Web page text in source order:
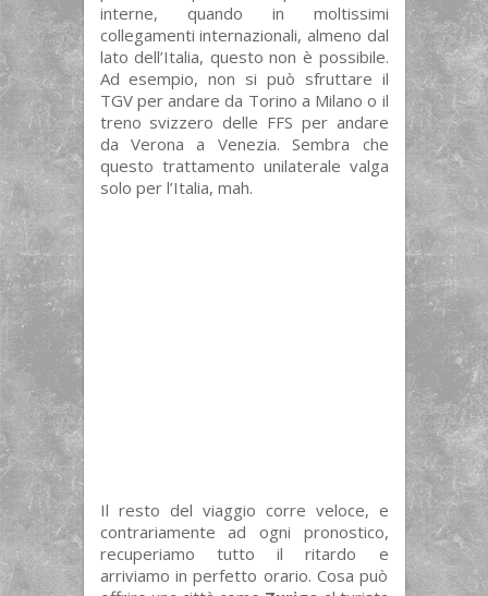
interne, quando in moltissimi
collegamenti internazionali, almeno dal
lato dell’Italia, questo non è possibile.
Ad esempio, non si può sfruttare il
TGV per andare da Torino a Milano o il
treno svizzero delle FFS per andare
da Verona a Venezia. Sembra che
questo trattamento unilaterale valga
solo per l’Italia, mah.
Il resto del viaggio corre veloce, e
contrariamente ad ogni pronostico,
recuperiamo tutto il ritardo e
arriviamo in perfetto orario. Cosa può